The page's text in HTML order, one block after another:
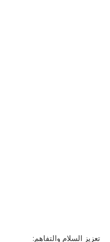
تعزيز السلام والتفاهم: